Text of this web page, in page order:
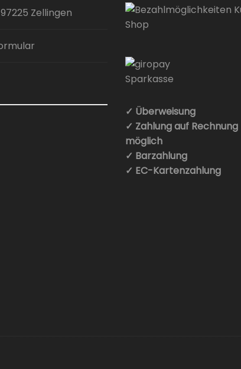
Zellingen
✓ Überweisung
✓ Zahlung auf Rechnung
möglich
✓ Barzahlung
✓ EC-Kartenzahlung